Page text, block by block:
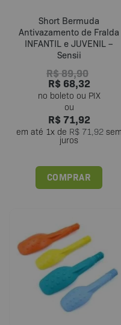
produto
Short Bermuda
Antivazamento de Fralda
INFANTIL e JUVENIL –
Sensii
R$89,90
R$68,32
R$71,92
em até 1x de R$71,92sem
juros
COMPRAR
Este
várias
variantes.
As
opções
podem
ser
escolhidas